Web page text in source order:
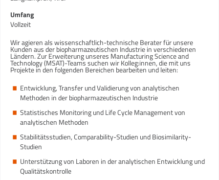
Umfang
Vollzeit
Wir agieren als wissenschaftlich-technische Berater für unsere
Kunden aus der biopharmazeutischen Industrie in verschiedenen
Ländern. Zur Erweiterung unseres Manufacturing Science and
Technology (MSAT)-Teams suchen wir Kolleg:innen, die mit uns
Projekte in den folgenden Bereichen bearbeiten und leiten:
Entwicklung, Transfer und Validierung von analytischen
Methoden in der biopharmazeutischen Industrie
Statistisches Monitoring und Life Cycle Management von
analytischen Methoden
Stabilitätsstudien, Comparability-Studien und Biosimilarity-
Studien
Unterstützung von Laboren in der analytischen Entwicklung und
Qualitätskontrolle